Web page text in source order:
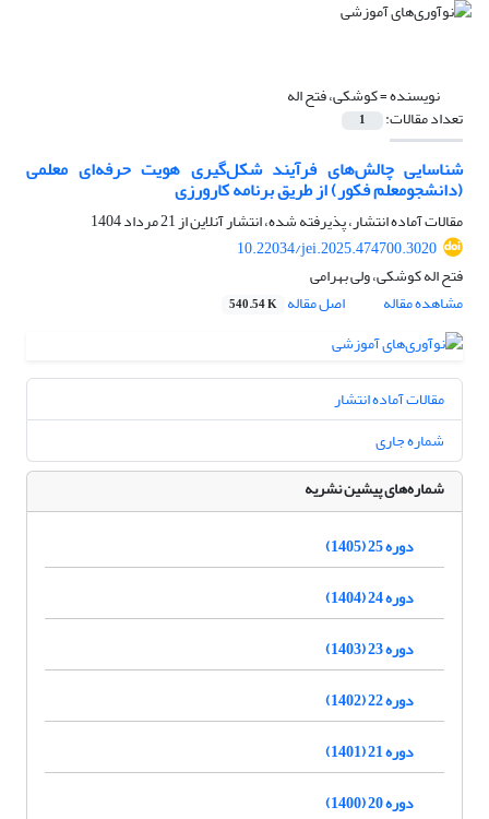
نویسنده =کوشکی، فتح اله
تعداد مقالات: 1
شناسایی چالش‌های فرآیند شکل‌گیری هویت حرفه‌ای معلمی
(دانشجومعلم فکور) از طریق برنامه کارورزی
مقالات آماده انتشار، پذیرفته شده، انتشار آنلاین از21 مرداد 1404
10.22034/jei.2025.474700.3020
فتح اله کوشکی، ولی بهرامی
مشاهده مقاله
اصل مقاله 540.54 K
مقالات آماده انتشار
شماره جاری
شماره‌های پیشین نشریه
دوره 25 (1405)
دوره 24 (1404)
دوره 23 (1403)
دوره 22 (1402)
دوره 21 (1401)
دوره 20 (1400)